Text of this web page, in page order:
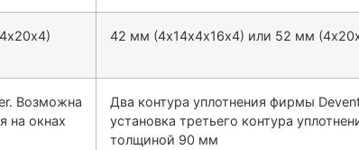
42 мм (4х14х4х16х4) или 52 мм
Возможна
на окнах
Два контура уплотнения фирмы
установка третьего контура
толщиной 90 мм